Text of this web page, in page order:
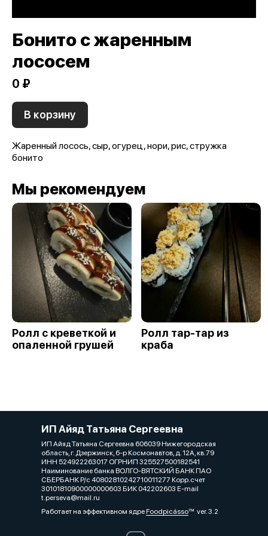
Бонито с жаренным
лососем
0 ₽
В корзину
Жаренный лосось, сыр, огурец, нори, рис, стружка
бонито
Мы рекомендуем
Ролл с креветкой и
опаленной грушей
Ролл тар-тар из
краба
ИП Айяд Татьяна Сергеевна
ИП Айяд Татьяна Сергеевна 606039 Нижегородская
область, г. Дзержинск, б-р Космонавтов, д. 12А, кв.79
ИНН 524922263017 ОГРНИП 325527500182541
Наиминование банка ВОЛГО-ВЯТСКИЙ БАНК ПАО
СБЕРБАНК Р/с 40802810242710011277 Корр.счет
30101810900000000603 БИК 042202603 E-mail
t.perseva@mail.ru
Работает на эффективном ядреFoodpicássover. 3.2